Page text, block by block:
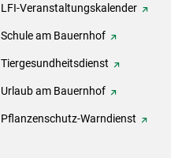
LFI-Veranstaltungskalender
Schule am Bauernhof
Tiergesundheitsdienst
Urlaub am Bauernhof
Pflanzenschutz-Warndienst